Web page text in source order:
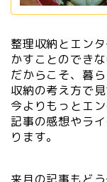
整理収納とエン
かすことのできな
だからこそ、暮
収納の考え方で見
今よりもっとエ
記事の感想やラ
ります。